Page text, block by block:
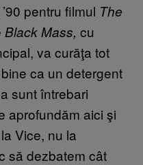
pentru filmul The
Black Mass, cu
va curăţa tot
ca un detergent
sunt întrebari
aprofundăm aici şi
Vice, nu la
să dezbatem cât